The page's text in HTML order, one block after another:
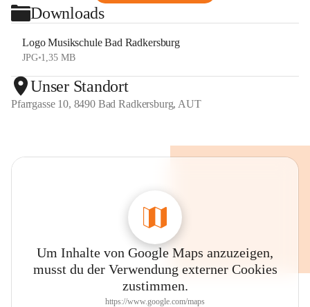
Downloads
Logo Musikschule Bad Radkersburg
JPG•1,35 MB
Unser Standort
Pfarrgasse 10, 8490 Bad Radkersburg, AUT
Um Inhalte von Google Maps anzuzeigen,
musst du der Verwendung externer Cookies
zustimmen.
https://www.google.com/maps